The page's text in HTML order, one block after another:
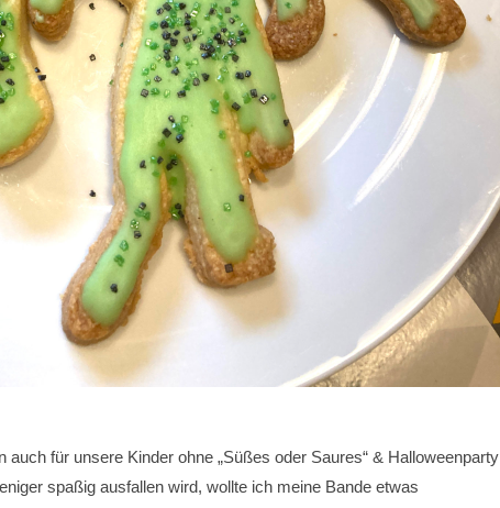
auch für unsere Kinder ohne „Süßes oder Saures“ & Halloweenparty
spaßig ausfallen wird, wollte ich meine Bande etwas